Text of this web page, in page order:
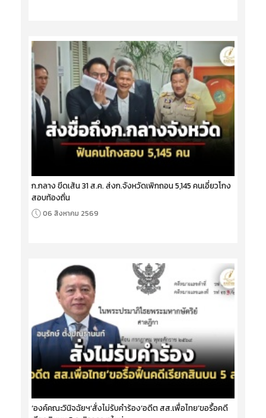
ก.กลาง ขีดเส้น 31 ส.ค. ส่งก.จังหวัดเพิกถอน 5,145 คนเอี่ยวโกง
สอบท้องถิ่น
06 สิงหาคม 2569
‘องค์คณะวินิจฉัยฯ’สั่งไม่รับคำร้อง‘อดีต สส.เพื่อไทย’ขอรื้อคดี